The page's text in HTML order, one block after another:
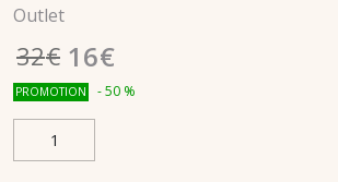
Outlet
32€ 16€
PROMOTION -50 %